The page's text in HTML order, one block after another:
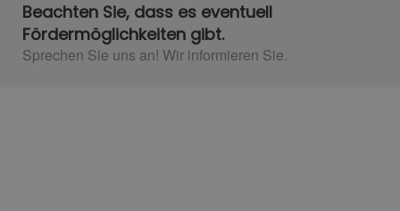
Beachten Sie, dass es eventuell
Fördermöglichkeiten gibt.
Sprechen Sie uns an! Wir informieren Sie.